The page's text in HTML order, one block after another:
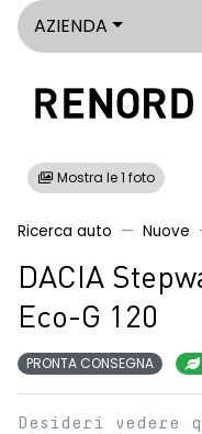
AZIENDA
Mostra le 1 foto
Ricerca auto Nuove
DACIA
Eco-G 120
PRONTA CONSEGNA
Desideri vedere